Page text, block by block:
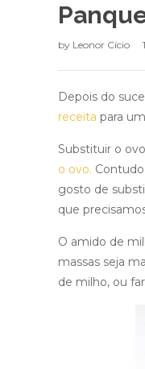
by Leonor Cício
Depois do
receita para
Substituir o
o ovo.
gosto de
que
O amido de
massas seja
de milho, ou